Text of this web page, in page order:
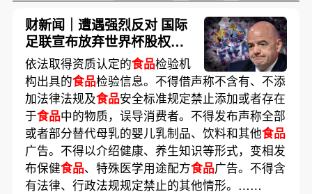
财新闻｜遭遇强烈反对 国际
足联宣布放弃世界杯股权出
售项目
依法取得资质认定的食品检验机
构出具的食品检验信息。不得借声称不含有、不添
加法律法规及食品安全标准规定禁止添加或者存在
于食品中的物质，误导消费者。不得发布声称全部
或者部分替代母乳的婴儿乳制品、饮料和其他食品
广告。不得以介绍健康、养生知识等形式，变相发
布保健食品、特殊医学用途配方食品广告。不得含
有法律、行政法规规定禁止的其他情形。……